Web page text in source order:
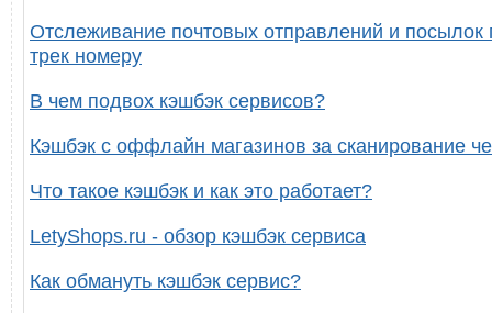
Отслеживание почтовых отправлений и посылок
трек номеру
В чем подвох кэшбэк сервисов?
Кэшбэк с оффлайн магазинов за сканирование
Что такое кэшбэк и как это работает?
LetyShops.ru - обзор кэшбэк сервиса
Как обмануть кэшбэк сервис?